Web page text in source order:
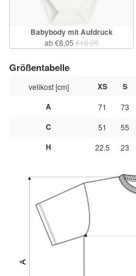
Babybody mit Aufdruck
ab €8,05€10,05
Größentabelle
velikost [cm] XS S
A
71 73
C 51 55
H 22.5 23